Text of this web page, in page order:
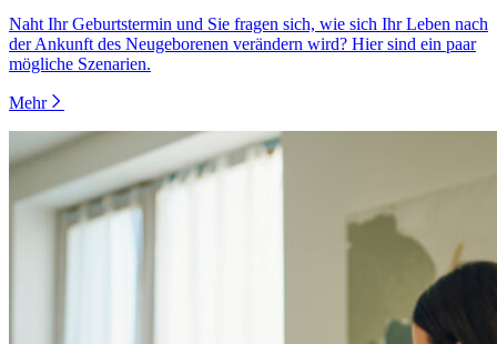
Naht Ihr Geburtstermin und Sie fragen sich, wie sich Ihr Leben nach
der Ankunft des Neugeborenen verändern wird? Hier sind ein paar
mögliche Szenarien.
Mehr